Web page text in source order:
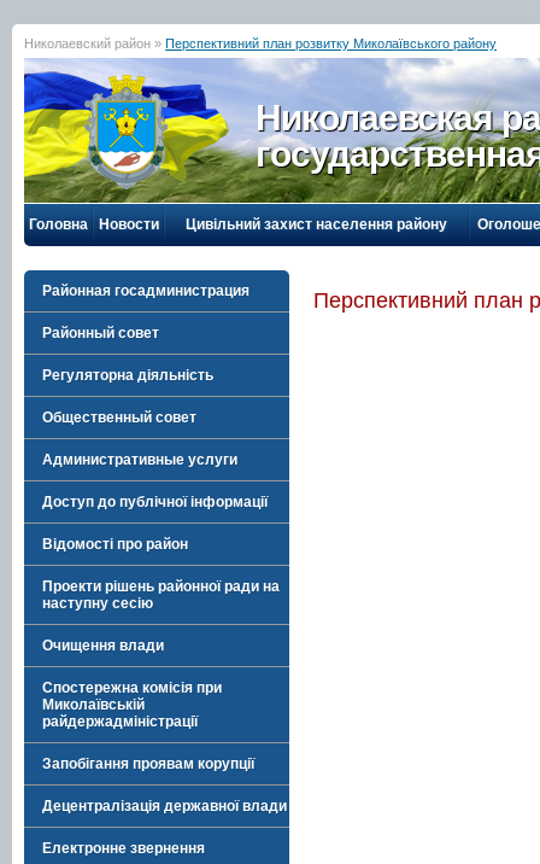
Николаевский район » Перспективний план розвитку Миколаївського району
Николаевская
Головна Новости Цивільний захист населення району
Районная госадминистрация
Районный совет
Регуляторна діяльність
Общественный совет
Административные услуги
Доступ до публічної інформації
Відомості про район
Проекти рішень районної ради на
наступну сесію
Очищення влади
Спостережна комісія при
Миколаївській
райдержадміністрації
Запобігання проявам корупції
Децентралізація державної влади
Електронне звернення
Перспективний план